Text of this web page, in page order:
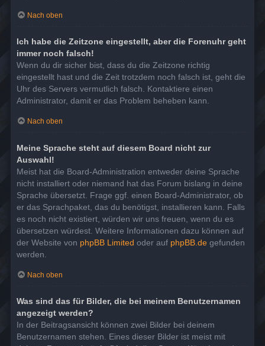
Nach oben
Ich habe die Zeitzone eingestellt, aber die Forenuhr geht
immer noch falsch!
Wenn du dir sicher bist, dass du die Zeitzone richtig
eingestellt hast und die Zeit trotzdem noch falsch ist, geht die
Uhr des Servers vermutlich falsch. Kontaktiere einen
Administrator, damit er das Problem beheben kann.
Nach oben
Meine Sprache steht auf diesem Board nicht zur
Auswahl!
Meist hat die Board-Administration entweder deine Sprache
nicht installiert oder niemand hat das Forum bislang in deine
Sprache übersetzt. Frage ggf. einen Board-Administrator, ob
er das Sprachpaket, das du benötigst, installieren kann. Falls
es noch nicht existiert, würden wir uns freuen, wenn du es
übersetzen würdest. Weitere Informationen dazu können auf
der Website von phpBB Limited oder auf phpBB.de gefunden
werden.
Nach oben
Was sind das für Bilder, die bei meinem Benutzernamen
angezeigt werden?
In der Beitragsansicht können zwei Bilder bei deinem
Benutzernamen stehen. Eines dieser Bilder ist meist mit